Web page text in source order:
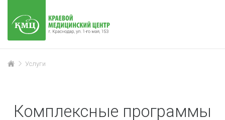
Услуги
Комплексные программы